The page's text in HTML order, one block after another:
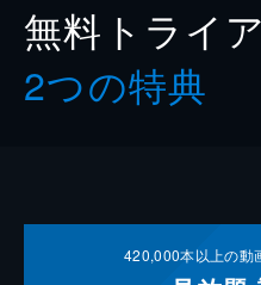
無料トライ
2つの特典
420,000本以上の動